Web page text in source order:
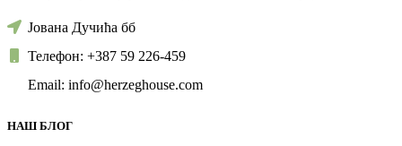
Јована Дучића бб
Телефон: +387 59 226-459
Email: info@herzeghouse.com
НАШ БЛОГ